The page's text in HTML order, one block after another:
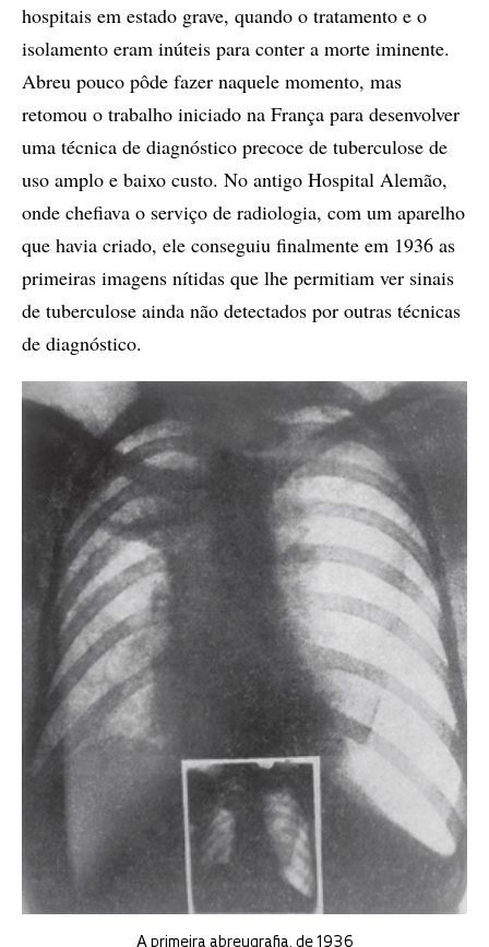
hospitais em estado grave, quando o tratamento e o
isolamento eram inúteis para conter a morte iminente.
Abreu pouco pôde fazer naquele momento, mas
retomou o trabalho iniciado na França para desenvolver
uma técnica de diagnóstico precoce de tuberculose de
uso amplo e baixo custo. No antigo Hospital Alemão,
onde chefiava o serviço de radiologia, com um aparelho
que havia criado, ele conseguiu finalmente em 1936 as
primeiras imagens nítidas que lhe permitiam ver sinais
de tuberculose ainda não detectados por outras técnicas
de diagnóstico.
A primeira abreugrafia, de 1936